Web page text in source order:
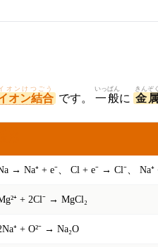
オン結合
オンけつごう
です。 一般
いっぱん
に 金
きんぞく
→ Na⁺ + e⁻、 Cl + e⁻ → Cl⁻、
+ 2Cl⁻ → MgCl₂
+ O²⁻ → Na₂O